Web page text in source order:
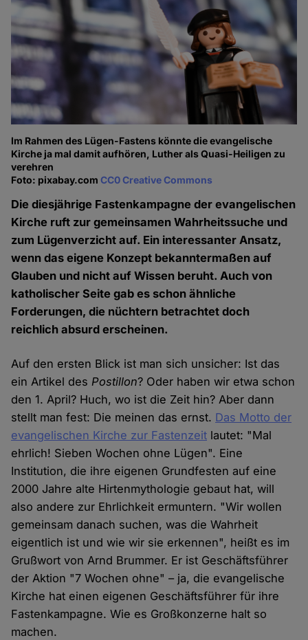
Im Rahmen des Lügen-Fastens könnte die evangelische
Kirche ja mal damit aufhören, Luther als Quasi-Heiligen zu
verehren
Foto: pixabay.comCC0 Creative Commons
Die diesjährige Fastenkampagne der evangelischen
Kirche ruft zur gemeinsamen Wahrheitssuche und
zum Lügenverzicht auf. Ein interessanter Ansatz,
wenn das eigene Konzept bekanntermaßen auf
Glauben und nicht auf Wissen beruht. Auch von
katholischer Seite gab es schon ähnliche
Forderungen, die nüchtern betrachtet doch
reichlich absurd erscheinen.
Auf den ersten Blick ist man sich unsicher: Ist das
ein Artikel desPostillon? Oder haben wir etwa schon
den 1. April? Huch, wo ist die Zeit hin? Aber dann
stellt man fest: Die meinen das ernst. Das Motto der
evangelischen Kirche zur Fastenzeit lautet: "Mal
ehrlich! Sieben Wochen ohne Lügen". Eine
Institution, die ihre eigenen Grundfesten auf eine
2000 Jahre alte Hirtenmythologie gebaut hat, will
also andere zur Ehrlichkeit ermuntern. "Wir wollen
gemeinsam danach suchen, was die Wahrheit
eigentlich ist und wie wir sie erkennen", heißt es im
Grußwort von Arnd Brummer. Er ist Geschäftsführer
der Aktion "7 Wochen ohne" – ja, die evangelische
Kirche hat einen eigenen Geschäftsführer für ihre
Fastenkampagne. Wie es Großkonzerne halt so
machen.